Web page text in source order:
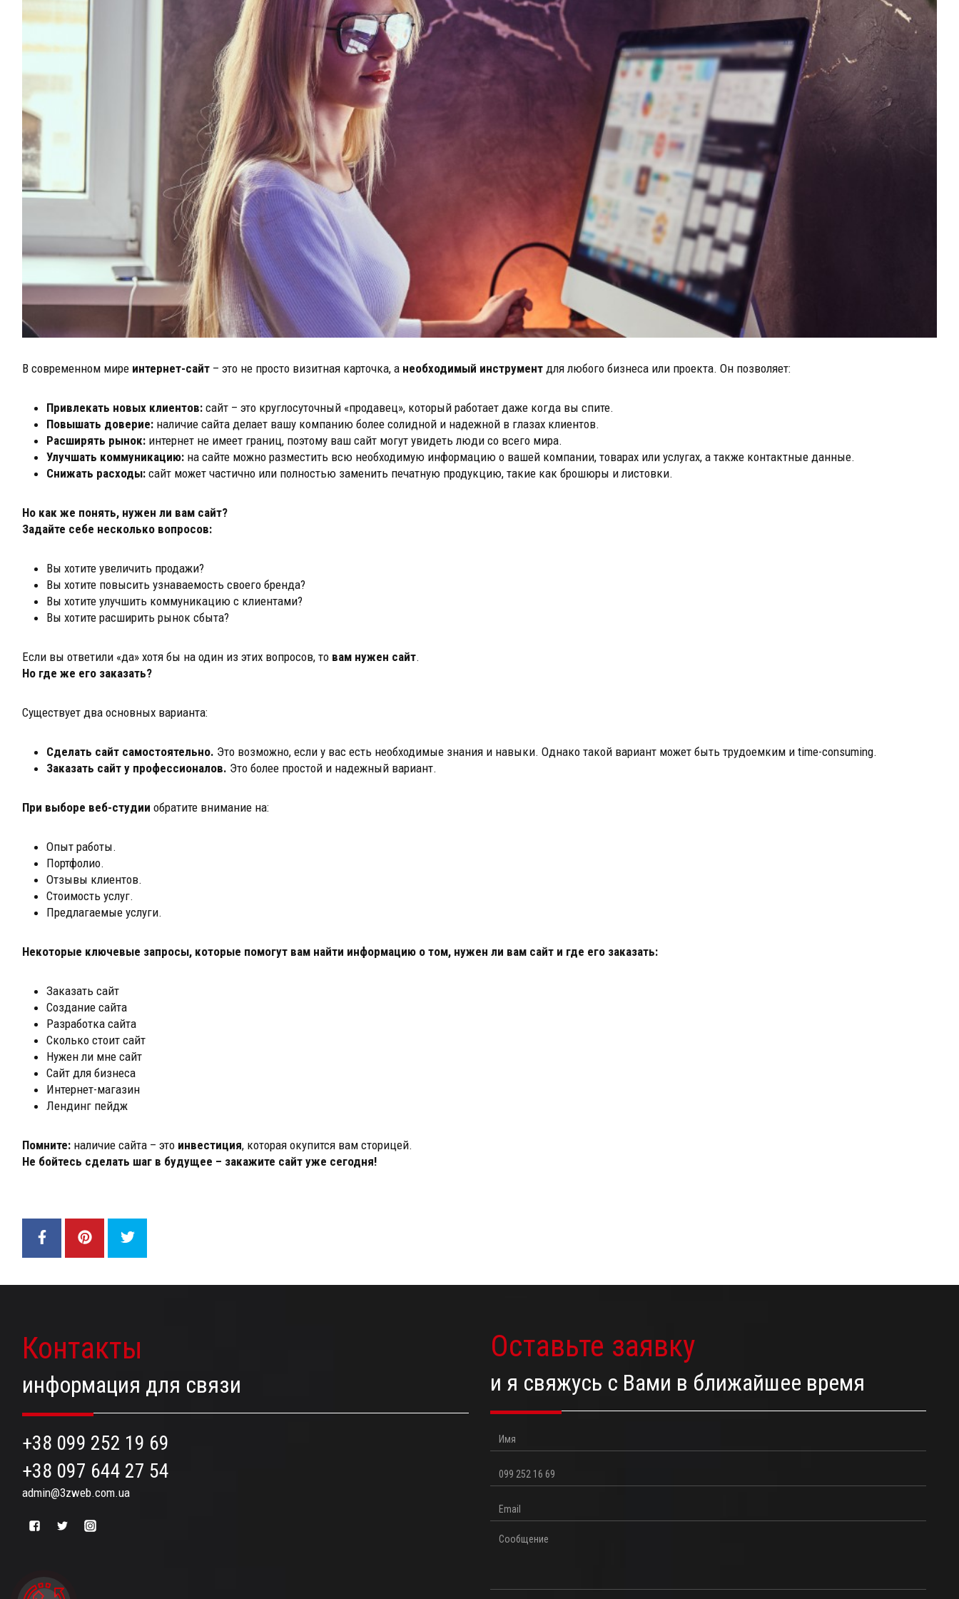
В современном мире интернет-сайт – это не просто визитная карточка, а необходимый инструмент для любого бизнеса или проекта. Он позволяет:
Привлекать новых клиентов: сайт – это круглосуточный «продавец», который работает даже когда вы спите.
Повышать доверие: наличие сайта делает вашу компанию более солидной и надежной в глазах клиентов.
Расширять рынок: интернет не имеет границ, поэтому ваш сайт могут увидеть люди со всего мира.
Улучшать коммуникацию: на сайте можно разместить всю необходимую информацию о вашей компании, товарах или услугах, а также контактные данные.
Снижать расходы: сайт может частично или полностью заменить печатную продукцию, такие как брошюры и листовки.
Но как же понять, нужен ли вам сайт?
Задайте себе несколько вопросов:
Вы хотите увеличить продажи?
Вы хотите повысить узнаваемость своего бренда?
Вы хотите улучшить коммуникацию с клиентами?
Вы хотите расширить рынок сбыта?
Если вы ответили «да» хотя бы на один из этих вопросов, то вам нужен сайт.
Но где же его заказать?
Существует два основных варианта:
Сделать сайт самостоятельно. Это возможно, если у вас есть необходимые знания и навыки. Однако такой вариант может быть трудоемким и time-consuming.
Заказать сайт у профессионалов. Это более простой и надежный вариант.
При выборе веб-студии обратите внимание на:
Опыт работы.
Портфолио.
Отзывы клиентов.
Стоимость услуг.
Предлагаемые услуги.
Некоторые ключевые запросы, которые помогут вам найти информацию о том, нужен ли вам сайт и где его заказать:
Заказать сайт
Создание сайта
Разработка сайта
Сколько стоит сайт
Нужен ли мне сайт
Сайт для бизнеса
Интернет-магазин
Лендинг пейдж
Помните: наличие сайта – это инвестиция, которая окупится вам сторицей.
Не бойтесь сделать шаг в будущее – закажите сайт уже сегодня!
Контакты
информация для связи
+38 099 252 19 69
+38 097 644 27 54
admin@3zweb.com.ua
Оставьте заявку
и я свяжусь с Вами в ближайшее время
Имя
Телефон
Email
Сообщение